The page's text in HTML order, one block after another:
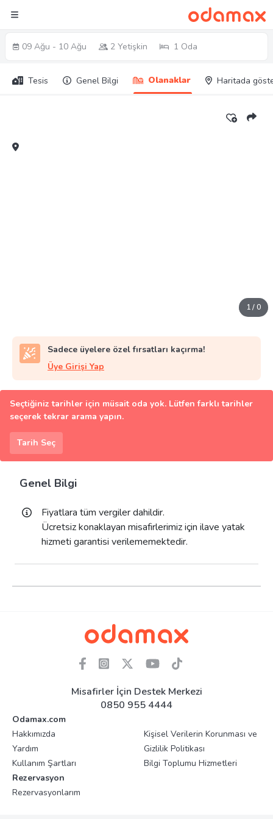
09 Ağu - 10 Ağu 2 Yetişkin 1 Oda
Tesis Genel Bilgi Olanaklar Haritada
1/0
Sadece üyelere özel fırsatları kaçırma!
Üye Girişi Yap
Seçtiğiniz tarihler için müsait oda yok. Lütfen farklı tarihler
seçerek tekrar arama yapın.
Tarih Seç
Genel Bilgi
Fiyatlara tüm vergiler dahildir.
Ücretsiz konaklayan misafirlerimiz için ilave yatak
hizmeti garantisi verilememektedir.
Misafirler İçin Destek Merkezi
0850 955 4444
Odamax.com
Hakkımızda
Yardım
Kullanım Şartları
Kişisel Verilerin Korunması ve
Gizlilik Politikası
Bilgi Toplumu Hizmetleri
Rezervasyon
Rezervasyonlarım